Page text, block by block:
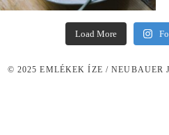
Load More
© 2025 EMLÉKEK ÍZE / NEUBAUER